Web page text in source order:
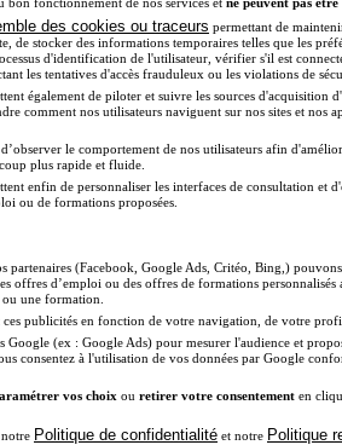
alternance
alternance
des cookies ou traceurs permettant de
de stocker des informations temporaires telles que les
d'identification de l'utilisateur, vérifier s'il est
les tentatives d'accès frauduleux ou les violations de
également de piloter et suivre les sources d'acquisition
comment nos utilisateurs naviguent sur nos sites et nos
le comportement de nos utilisateurs afin
plus rapide et fluide.
enfin de personnaliser les interfaces de consultation et
ou de formations proposées.
partenaires (Facebook, Google Ads, Critéo, Bing,)
offres d’emploi ou des offres de formations
une formation.
ces publicités en fonction de votre navigation, de votre
Google (ex : Google Ads) pour mesurer l'audience et
consentez à l'utilisation de vos données par Google
vos choix ou retirer votre consentement en
Politique de confidentialité et notre Politique